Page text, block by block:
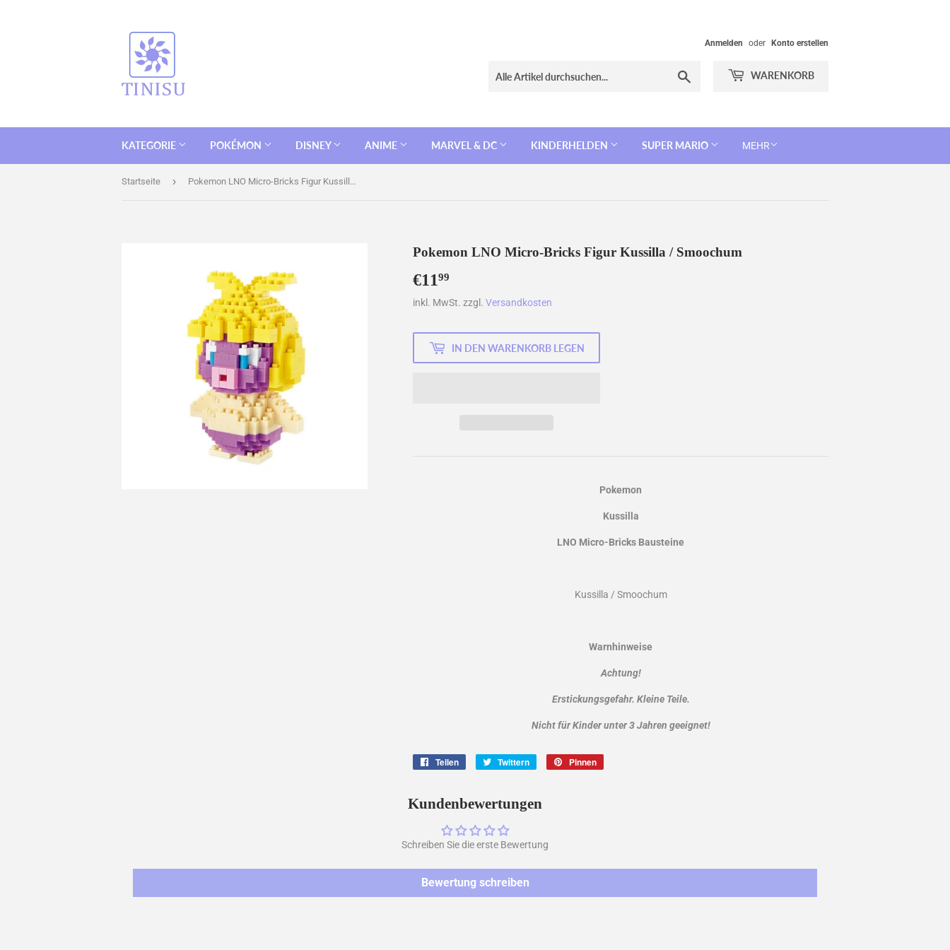
Anmelden oder Konto erstellen
WARENKORB
KATEGORIE POKÉMON DISNEY ANIME MARVEL & DC KINDERHELDEN SUPER MARIO MEHR
Startseite › Pokemon LNO Micro-Bricks Figur Kussilla / Smoochum
Pokemon LNO Micro-Bricks Figur Kussilla / Smoochum
€1199
inkl. MwSt. zzgl. Versandkosten
IN DEN WARENKORB LEGEN
Pokemon
Kussilla
LNO Micro-Bricks Bausteine
Kussilla / Smoochum
Warnhinweise
Achtung!
Erstickungsgefahr. Kleine Teile.
Nicht für Kinder unter 3 Jahren geeignet!
Teilen Twittern Pinnen
Kundenbewertungen
Schreiben Sie die erste Bewertung
Bewertung schreiben